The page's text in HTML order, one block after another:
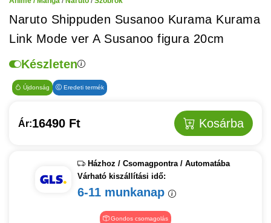
Naruto Shippuden Susanoo Kurama Kurama
Link Mode ver A Susanoo figura 20cm
Készleten
Újdonság Eredeti termék
Ár:16490 Ft Kosárba
Házhoz / Csomagpontra / Automatába
Várható kiszállítási idő:
6-11 munkanap
Gondos csomagolás